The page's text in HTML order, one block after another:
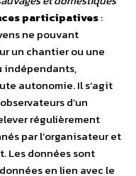
participatives:
ne pouvant
un chantier ou une
indépendants,
autonomie. Il s’agit
d’un
régulièrement
par l’organisateur et
Les données sont
en lien avec le